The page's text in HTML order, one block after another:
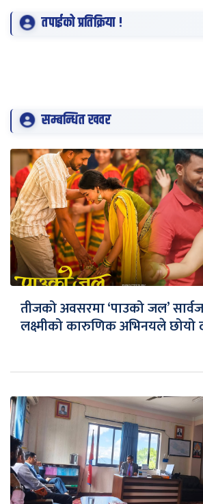
तपाईको प्रतिक्रिया !
सम्बन्धित खवर
तीजको अवसरमा ‘पाउको जल’
लक्ष्मीको कारुणिक अभिनयले छोयो